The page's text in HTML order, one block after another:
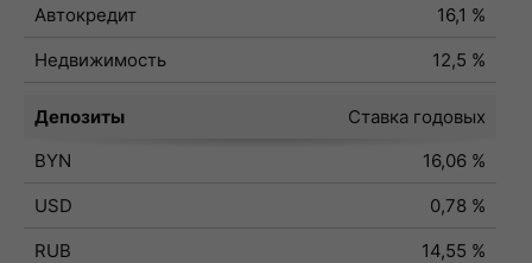
Автокредит
16,1 %
Недвижимость
12,5 %
Депозиты
Ставка годовых
BYN
16,06 %
USD
0,78 %
RUB
14,55 %